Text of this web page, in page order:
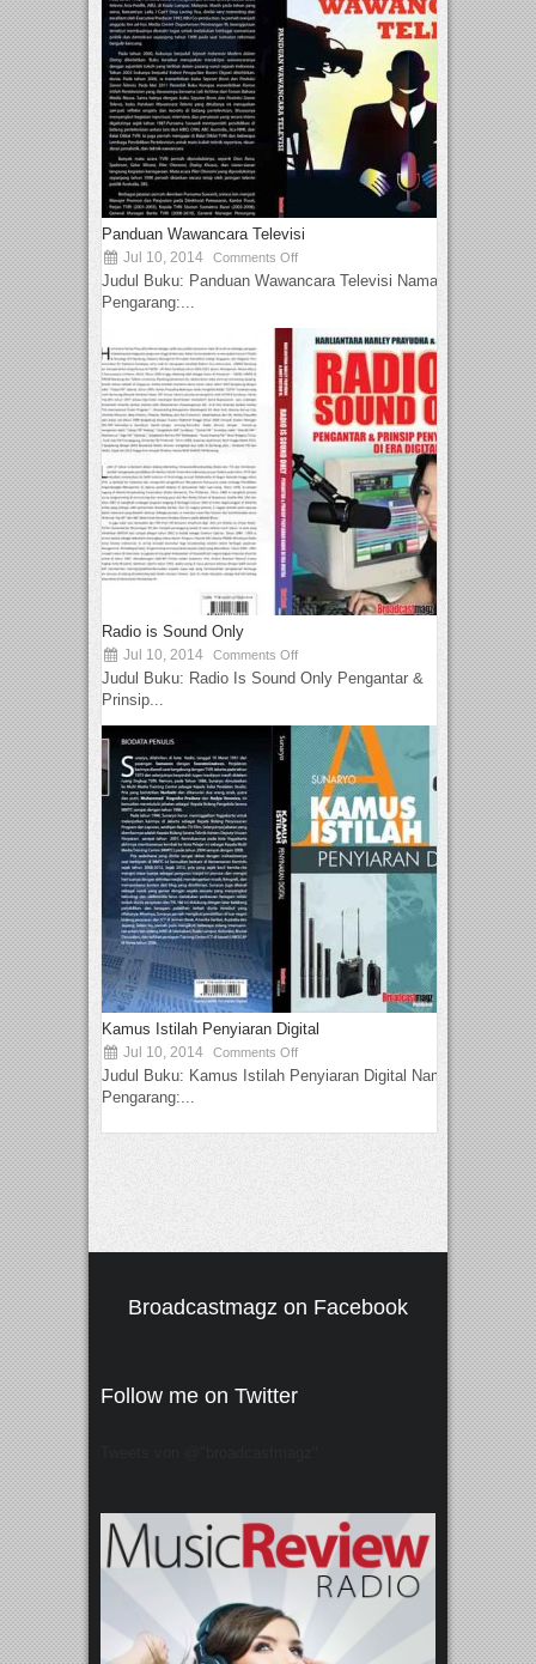
Panduan Wawancara Televisi
Jul 10, 2014 Comments Off
Judul Buku: Panduan Wawancara Televisi Nama
Pengarang:...
Radio is Sound Only
Jul 10, 2014 Comments Off
Judul Buku: Radio Is Sound Only Pengantar &
Prinsip...
Kamus Istilah Penyiaran Digital
Jul 10, 2014 Comments Off
Judul Buku: Kamus Istilah Penyiaran Digital Nama
Pengarang:...
Broadcastmagz on Facebook
Follow me on Twitter